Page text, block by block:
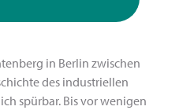
in Berlin zwischen
des industriellen
spürbar. Bis vor wenigen